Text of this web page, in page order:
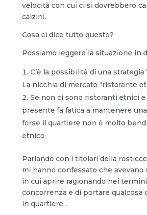
velocità con cui ci si dovrebbero
calzini.
Cosa ci dice tutto questo?
Possiamo leggere la situazione in
C’è la possibilità di una strategia
La nicchia di mercato “ristorante
Se non ci sono ristoranti etnici e
presente fa fatica a mantenere
forse il quartiere non è molto
etnico
Parlando con i titolari della
mi hanno confessato che avevano
in cui aprire ragionando nei
concorrenza e di portare qualcosa
in quartiere…